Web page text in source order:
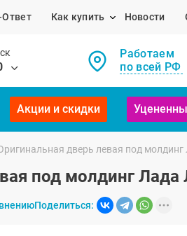
Ответ Как купить Новости
Работаем
по всей РФ
Акции и скидки
дверь левая под
под молдинг
Поделиться: